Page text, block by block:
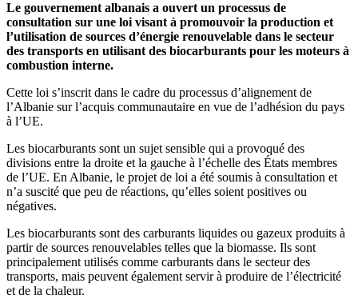
Le gouvernement albanais a ouvert un processus de
consultation sur une loi visant à promouvoir la production et
l’utilisation de sources d’énergie renouvelable dans le secteur
des transports en utilisant des biocarburants pour les moteurs à
combustion interne.
Cette loi s’inscrit dans le cadre du processus d’alignement de
l’Albanie sur l’acquis communautaire en vue de l’adhésion du pays
à l’UE.
Les biocarburants sont un sujet sensible qui a provoqué des
divisions entre la droite et la gauche à l’échelle des États membres
de l’UE. En Albanie, le projet de loi a été soumis à consultation et
n’a suscité que peu de réactions, qu’elles soient positives ou
négatives.
Les biocarburants sont des carburants liquides ou gazeux produits à
partir de sources renouvelables telles que la biomasse. Ils sont
principalement utilisés comme carburants dans le secteur des
transports, mais peuvent également servir à produire de l’électricité
et de la chaleur.